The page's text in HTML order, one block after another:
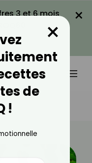
3 et 6 mois
×
de
!
×